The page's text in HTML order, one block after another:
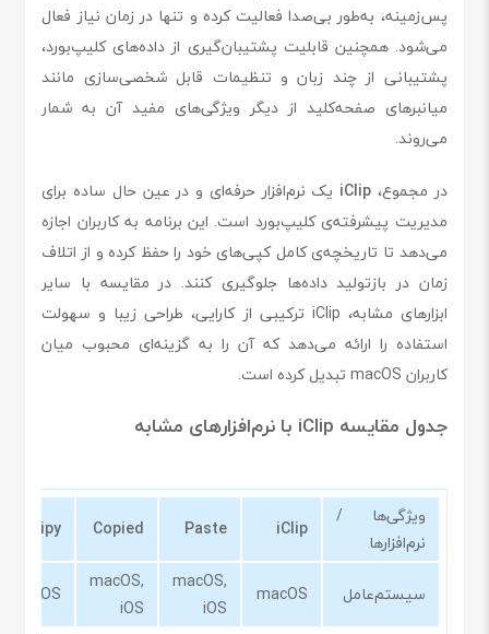
پس‌زمینه، به‌طور بی‌صدا فعالیت کرده و تنها در زمان نیاز فعال
می‌شود. همچنین قابلیت پشتیبان‌گیری از داده‌های کلیپ‌بورد،
پشتیبانی از چند زبان و تنظیمات قابل شخصی‌سازی مانند
میانبرهای صفحه‌کلید از دیگر ویژگی‌های مفید آن به شمار
می‌روند.
در مجموع، iClip یک نرم‌افزار حرفه‌ای و در عین حال ساده برای
مدیریت پیشرفته‌ی کلیپ‌بورد است. این برنامه به کاربران اجازه
می‌دهد تا تاریخچه‌ی کامل کپی‌های خود را حفظ کرده و از اتلاف
زمان در بازتولید داده‌ها جلوگیری کنند. در مقایسه با سایر
ابزارهای مشابه، iClip ترکیبی از کارایی، طراحی زیبا و سهولت
استفاده را ارائه می‌دهد که آن را به گزینه‌ای محبوب میان
کاربران macOS تبدیل کرده است.
جدول مقایسه iClip با نرم‌افزارهای مشابه
ویژگی‌ها /
نرم‌افزارها
iClip
Paste
Copied
Clipy
سیستم‌عامل macOS
macOS,
iOS
macOS,
iOS
macOS